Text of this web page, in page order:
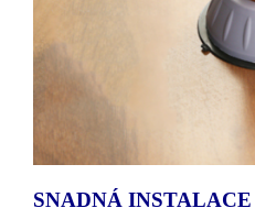
SNADNÁ INSTALACE